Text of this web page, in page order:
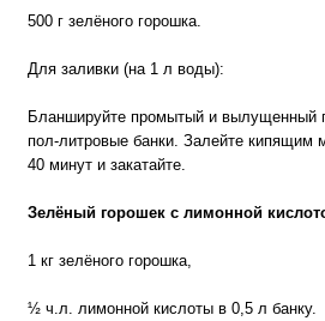
500 г зелёного горошка.
Для заливки (на 1 л воды):
Бланшируйте промытый и вылущенный
пол-литровые банки. Залейте кипящим
40 минут и закатайте.
Зелёный горошек с лимонной
1 кг зелёного горошка,
½ ч.л. лимонной кислоты в 0,5 л банку.